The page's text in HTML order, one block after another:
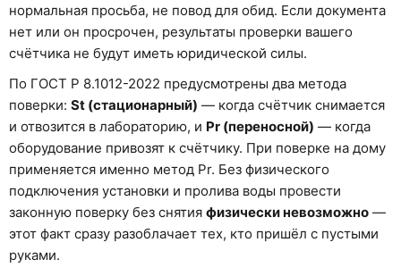
нормальная просьба, не повод для обид. Если документа
нет или он просрочен, результаты проверки вашего
счётчика не будут иметь юридической силы.
По ГОСТ Р 8.1012-2022 предусмотрены два метода
поверки: St (стационарный) — когда счётчик снимается
и отвозится в лабораторию, и Pr (переносной) — когда
оборудование привозят к счётчику. При поверке на дому
применяется именно метод Pr. Без физического
подключения установки и пролива воды провести
законную поверку без снятия физически невозможно —
этот факт сразу разоблачает тех, кто пришёл с пустыми
руками.